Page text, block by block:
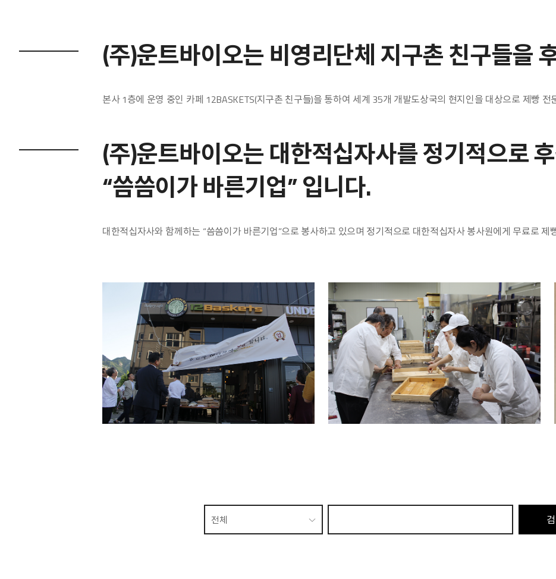
(주)운트바이오는 비영리단체 지구촌 친구들을
본사 1층에 운영 중인 카페 12BASKETS(지구촌 친구들)을 통하여 세계 35개 개발도상국의 현지인을 대상으로 제빵
(주)운트바이오는 대한적십자사를 정기적으로
“씀씀이가 바른기업” 입니다.
대한적십자사와 함께하는 “씀씀이가 바른기업”으로 봉사하고 있으며 정기적으로 대한적십자사 봉사원에게 무료로 제